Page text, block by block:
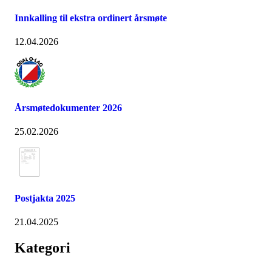
Innkalling til ekstra ordinert årsmøte
12.04.2026
Årsmøtedokumenter 2026
25.02.2026
Postjakta 2025
21.04.2025
Kategori